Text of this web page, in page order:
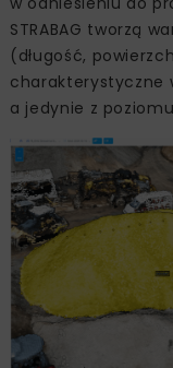
STRABAG tworzą
(długość,
charakterystyczne
a jedynie z